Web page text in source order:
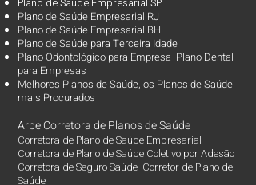
Plano de Saúde Empresarial RJ
Plano de Saúde Empresarial BH
Plano de Saúde para Terceira Idade
Plano Odontológico para Empresa Plano Dental
para Empresas
Melhores Planos de Saúde, os Planos de Saúde
mais Procurados​
Arpe Corretora de Planos de Saúde
Corretora de Plano de Saúde Empresarial
Corretora de Plano de Saúde Coletivo por Adesão
Corretora de Seguro Saúde Corretor de Plano de
Saúde